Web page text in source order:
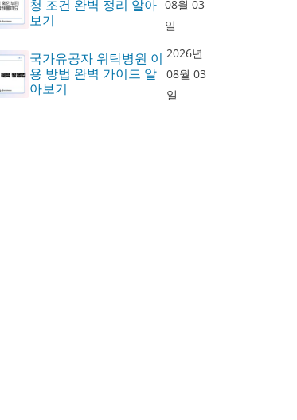
청 조건 완벽 정리 알아
보기
08월 03
일
국가유공자 위탁병원 이
용 방법 완벽 가이드 알
아보기
2026년
08월 03
일